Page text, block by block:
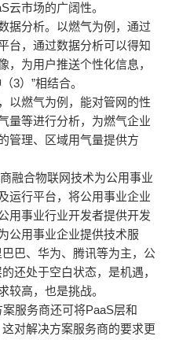
云市场的广阔性。
据分析。以燃气为例，通过
台，通过数据分析可以得知
，为用户推送个性化信息，
3）”相结合。
以燃气为例，能对管网的性
量等进行分析，为燃气企业
管理、区域用气量提供方
融合物联网技术为公用事业
运行平台，将公用事业企业
用事业行业开发者提供开发
公用事业企业提供技术服
巴、华为、腾讯等为主，公
还处于空白状态，是机遇，
较高，也是挑战。
服务商还可将PaaS层和
对解决方案服务商的要求更